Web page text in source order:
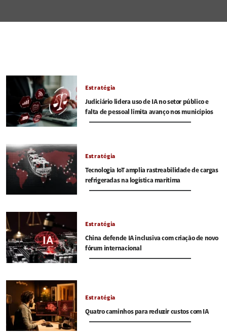
Estratégia
Judiciário lidera uso de IA no setor público e
falta de pessoal limita avanço nos municípios
Estratégia
Tecnologia IoT amplia rastreabilidade de cargas
refrigeradas na logística marítima
Estratégia
China defende IA inclusiva com criação de novo
fórum internacional
Estratégia
Quatro caminhos para reduzir custos com IA